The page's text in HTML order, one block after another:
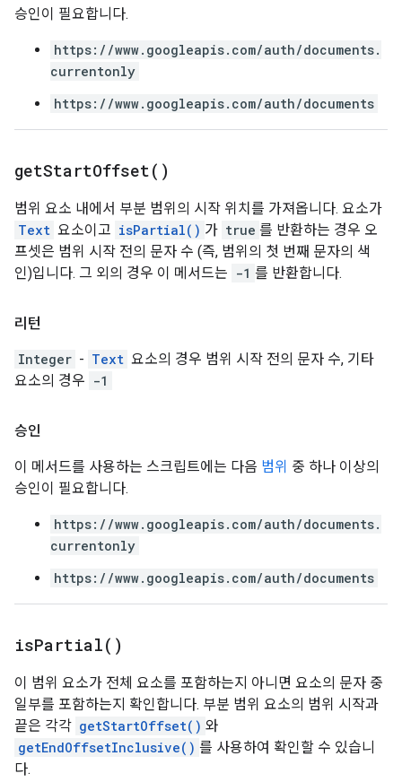
승인이 필요합니다.
https://www.googleapis.com/auth/documents.
currentonly
https://www.googleapis.com/auth/documents
getStartOffset( )
범위 요소 내에서 부분 범위의 시작 위치를 가져옵니다. 요소가
Text 요소이고 isPartial() 가 true 를 반환하는 경우 오
프셋은 범위 시작 전의 문자 수 (즉, 범위의 첫 번째 문자의 색
인)입니다. 그 외의 경우 이 메서드는 -1 를 반환합니다.
리턴
Integer - Text 요소의 경우 범위 시작 전의 문자 수, 기타
요소의 경우 -1
승인
이 메서드를 사용하는 스크립트에는 다음 범위 중 하나 이상의
승인이 필요합니다.
https://www.googleapis.com/auth/documents.
currentonly
https://www.googleapis.com/auth/documents
isPartial( )
이 범위 요소가 전체 요소를 포함하는지 아니면 요소의 문자 중
일부를 포함하는지 확인합니다. 부분 범위 요소의 범위 시작과
끝은 각각 getStartOffset() 와
getEndOffsetInclusive() 를 사용하여 확인할 수 있습니
다.